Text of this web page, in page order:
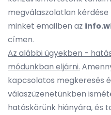
megválaszolatlan
minket emailben az
címen.
Az alábbi ügyekben -
módunkban eljárni.
kapcsolatos megkeresés
válaszüzenetünkben
hatáskörünk hiányára, és